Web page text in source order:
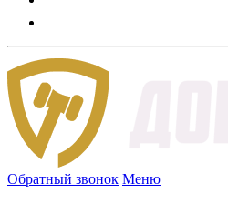
Обратный звонок Меню